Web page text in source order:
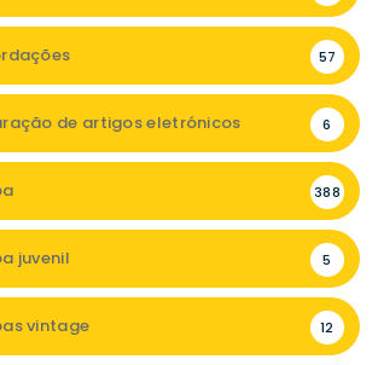
57
de artigos eletrónicos 6
388
juvenil 5
vintage 12